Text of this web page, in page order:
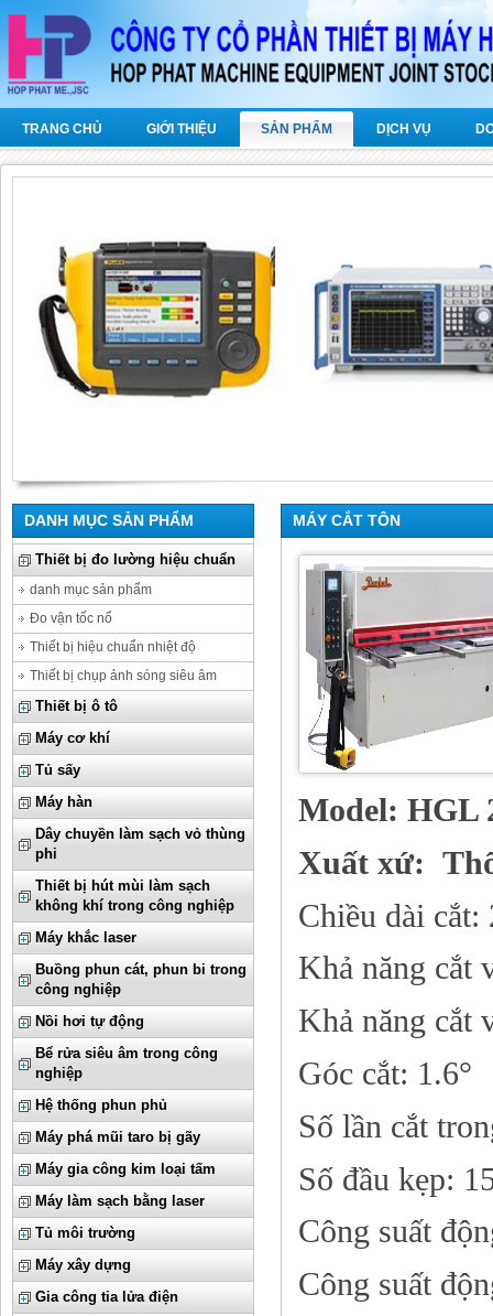
TRANG CHỦ GIỚI THIỆU SẢN PHẨM DỊCH VỤ
DANH MỤC SẢN PHẨM
Thiết bị đo lường hiệu chuẩn
danh mục sản phẩm
Đo vận tốc nổ
Thiết bị hiệu chuẩn nhiệt độ
Thiết bị chụp ảnh sóng siêu âm
Thiết bị ô tô
Máy cơ khí
Tủ sấy
Máy hàn
Dây chuyền làm sạch vỏ thùng
phi
Thiết bị hút mùi làm sạch
không khí trong công nghiệp
Máy khắc laser
Buồng phun cát, phun bi trong
công nghiệp
Nồi hơi tự động
Bể rửa siêu âm trong công
nghiệp
Hệ thống phun phủ
Máy phá mũi taro bị gãy
Máy gia công kim loại tấm
Máy làm sạch bằng laser
Tủ môi trường
Máy xây dựng
Gia công tia lửa điện
MÁY CẮT TÔN
Model: HGL
Xuất xứ:
Chiều dài cắt:
Khả năng cắt
Khả năng cắt
Góc cắt: 1.6°
Số lần cắt
Số đầu kẹp:
Công suất
Công suất